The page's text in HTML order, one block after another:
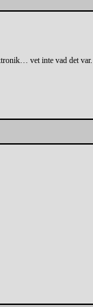
vet inte vad det